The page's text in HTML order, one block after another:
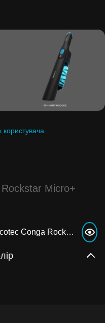
користувача.
Micro+
Інструкція Пилосос Cecotec Conga Rockstar Micro+ Animal